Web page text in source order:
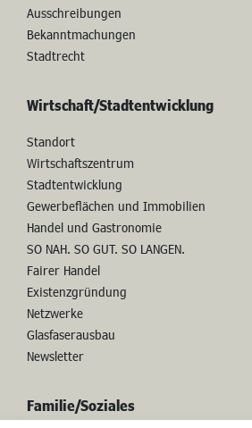
Ausschreibungen
Bekanntmachungen
Stadtrecht
Wirtschaft/Stadtentwicklung
Standort
Wirtschaftszentrum
Stadtentwicklung
Gewerbeflächen und Immobilien
Handel und Gastronomie
SO NAH. SO GUT. SO LANGEN.
Fairer Handel
Existenzgründung
Netzwerke
Glasfaserausbau
Newsletter
Familie/Soziales